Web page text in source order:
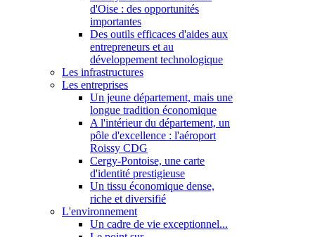
d'Oise : des opportunités
importantes
Des outils efficaces d'aides aux
entrepreneurs et au
développement technologique
Les infrastructures
Les entreprises
Un jeune département, mais une
longue tradition économique
A l'intérieur du département, un
pôle d'excellence : l'aéroport
Roissy CDG
Cergy-Pontoise, une carte
d'identité prestigieuse
Un tissu économique dense,
riche et diversifié
L'environnement
Un cadre de vie exceptionnel...